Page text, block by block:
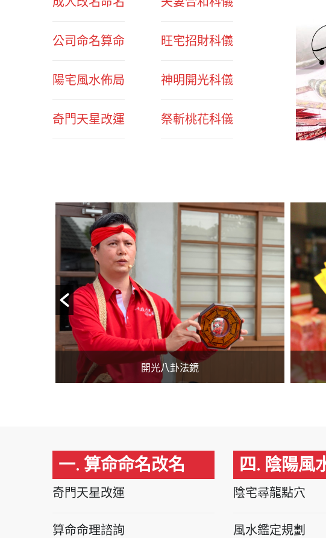
公司命名算命
陽宅風水佈局
奇門天星改運
旺宅招財科儀
神明開光科儀
祭斬桃花科儀
開光閭山靈符
一. 算命命名改名
奇門天星改運
算命命理諮詢
四. 陰陽風
陰宅尋龍點穴
風水鑑定規劃